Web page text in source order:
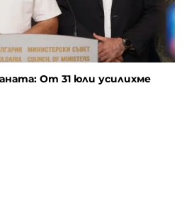
От 31 юли усилихме